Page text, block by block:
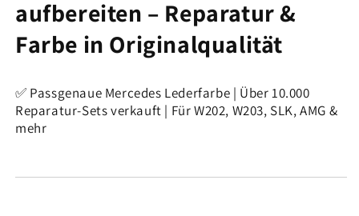
aufbereiten – Reparatur &
Farbe in Originalqualität
✅ Passgenaue Mercedes Lederfarbe | Über 10.000
Reparatur-Sets verkauft | Für W202, W203, SLK, AMG &
mehr